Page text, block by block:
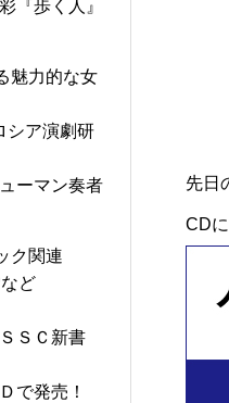
先日
CD
『歩く人』
魅力的な女
シア演劇研
ーマン奏者
ク関連
ど
ＳＣ新書
で発売！